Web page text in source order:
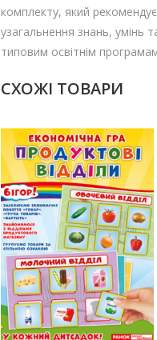
комплекту, який
узагальнення знань, умінь
типовим освітнім
СХОЖІ ТОВАРИ